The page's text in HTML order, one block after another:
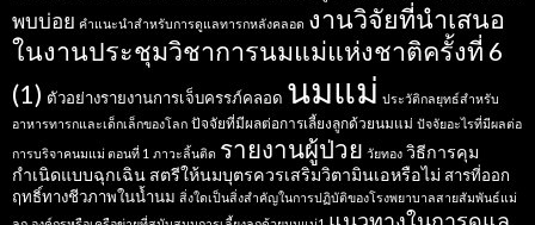
พบบ่อย คำแนะนำสำหรับการดูแลทารกหลังคลอด งานวิจัยที่นำเสนอ
ในงานประชุมวิชาการนมแม่แห่งชาติครั้งที่ 6
(1) ตัวอย่างรายงานการเจ็บครรภ์คลอด นมแม่ ประวัติกลยุทธ์สำหรับ
อาหารทารกและเด็กเล็กของโลก ปัจจัยที่มีผลต่อการเลี้ยงลูกด้วยนมแม่ ปัจจัยอะไรที่มีผลต่อ
การบริจาคนมแม่ ตอนที่ 1 ภาวะลิ้นติด รายงานผู้ป่วย วัยทอง วิธีการคุม
กำเนิดแบบฉุกเฉิน สตรีให้นมบุตรควรเสริมวิตามินเอหรือไม่ สารที่ออก
ฤทธิ์ทางชีวภาพในน้ำนม สิ่งใดเป็นสิ่งสำคัญในการปฏิบัติของโรงพยาบาลสายสัมพันธ์แม่